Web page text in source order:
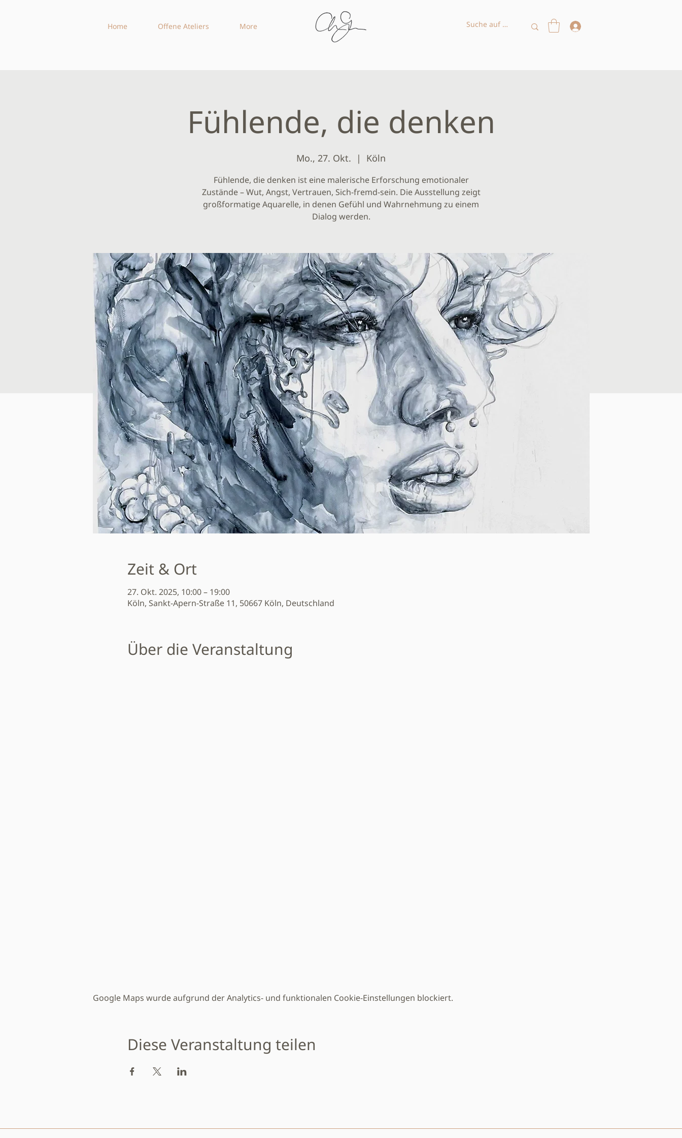
Home Offene Ateliers More
Fühlende, die denken
Mo., 27. Okt.
  |
Köln
Fühlende, die denken ist eine malerische Erforschung emotionaler
Zustände – Wut, Angst, Vertrauen, Sich-fremd-sein. Die Ausstellung zeigt
großformatige Aquarelle, in denen Gefühl und Wahrnehmung zu einem
Dialog werden.
Zeit & Ort
27. Okt. 2025, 10:00 – 19:00
Köln, Sankt-Apern-Straße 11, 50667 Köln, Deutschland
Über die Veranstaltung
Google Maps wurde aufgrund der Analytics- und funktionalen Cookie-Einstellungen blockiert.
Diese Veranstaltung teilen